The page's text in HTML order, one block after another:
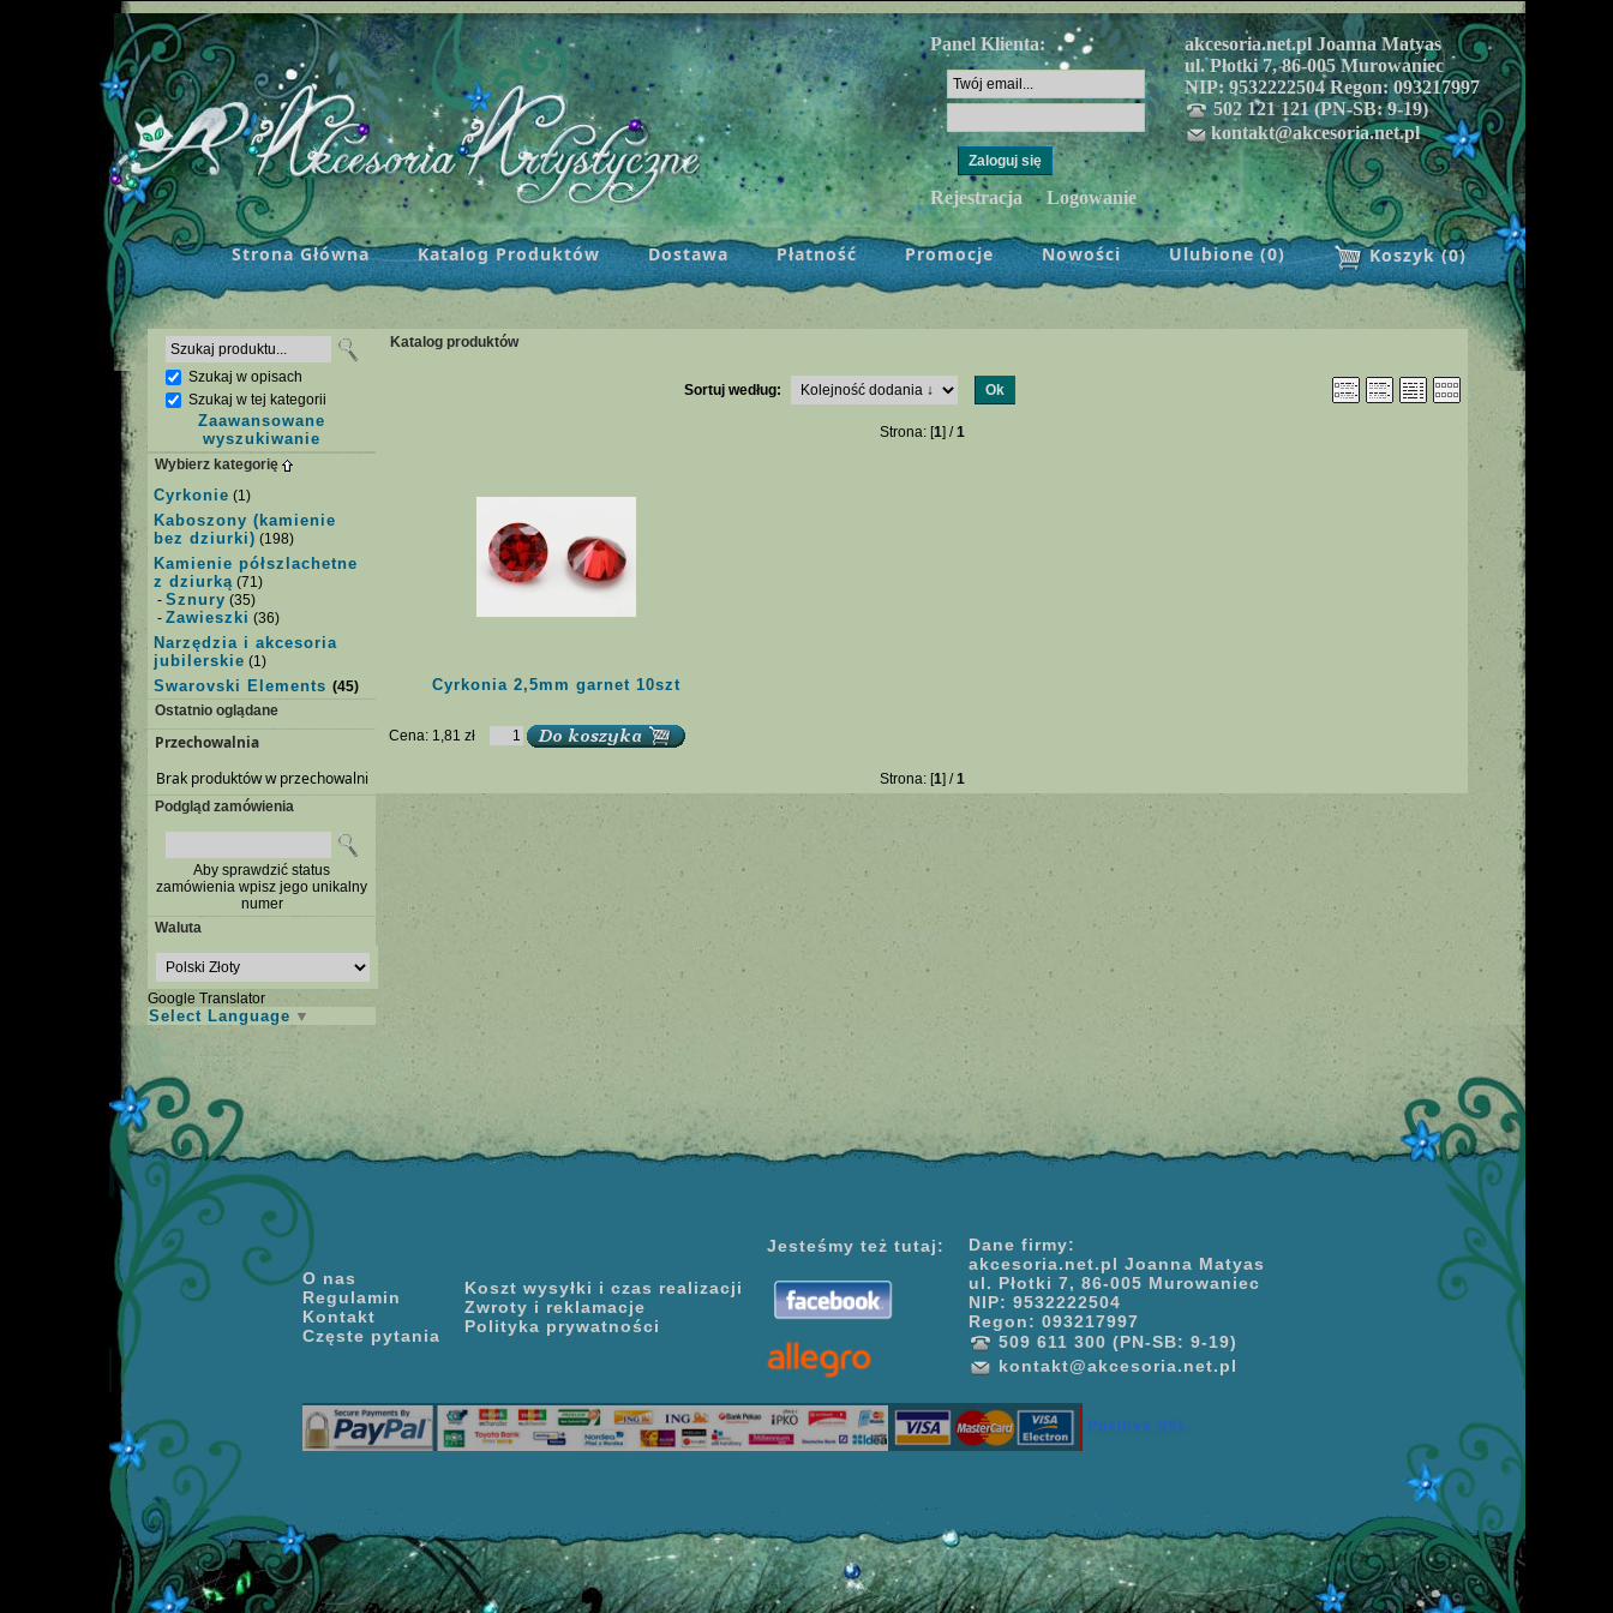
akcesoria.net.pl Joanna Matyas
ul. Płotki 7, 86-005 Murowaniec
NIP: 9532222504 Regon: 093217997
502 121 121 (PN-SB: 9-19)
kontakt@akcesoria.net.pl
Panel Klienta:
Logowanie
Rejestracja
Strona Główna Katalog Produktów Dostawa Płatność Promocje Nowości Ulubione (0) Koszyk (0)
Szukaj w opisach
Szukaj w tej kategorii
Zaawansowane
wyszukiwanie
Wybierz kategorię
Cyrkonie (1)
Kaboszony (kamienie
bez dziurki) (198)
Kamienie półszlachetne
z dziurką (71)
- Sznury (35)
- Zawieszki (36)
Narzędzia i akcesoria
jubilerskie (1)
Swarovski Elements (45)
Ostatnio oglądane
Przechowalnia
Brak produktów w przechowalni
Podgląd zamówienia
Aby sprawdzić status
zamówienia wpisz jego unikalny
numer
Waluta
Google Translator
Select Language ▼
Katalog produktów
Sortuj według:
Strona: [1] /1
Cyrkonia 2,5mm garnet 10szt
Cena: 1,81 zł
Strona: [1] /1
O nas
Regulamin
Kontakt
Częste pytania
Koszt wysyłki i czas realizacji
Zwroty i reklamacje
Polityka prywatności
Jesteśmy też tutaj:
Dane firmy:
akcesoria.net.pl Joanna Matyas
ul. Płotki 7, 86-005 Murowaniec
NIP: 9532222504
Regon: 093217997
509 611 300 (PN-SB: 9-19)
kontakt@akcesoria.net.pl
Positive SSL